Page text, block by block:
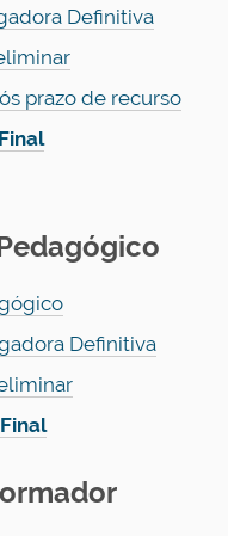
Definitiva
prazo de recurso
Definitiva